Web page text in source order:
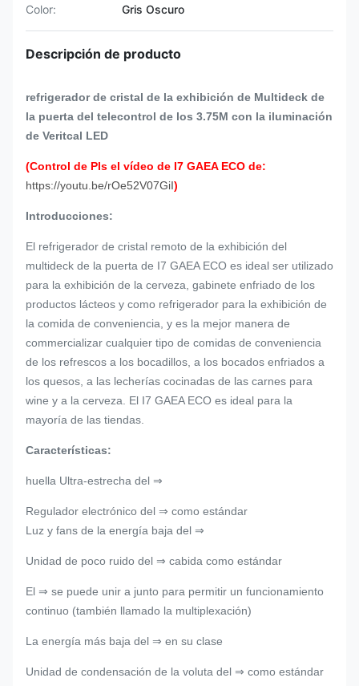
Color: Gris Oscuro
Descripción de producto
refrigerador de cristal de la exhibición de Multideck de
la puerta del telecontrol de los 3.75M con la iluminación
de Veritcal LED
(Control de Pls el vídeo de I7 GAEA ECO de:
https://youtu.be/rOe52V07GiI)
Introducciones:
El refrigerador de cristal remoto de la exhibición del
multideck de la puerta de I7 GAEA ECO es ideal ser utilizado
para la exhibición de la cerveza, gabinete enfriado de los
productos lácteos y como refrigerador para la exhibición de
la comida de conveniencia, y es la mejor manera de
commercializar cualquier tipo de comidas de conveniencia
de los refrescos a los bocadillos, a los bocados enfriados a
los quesos, a las lecherías cocinadas de las carnes para
wine y a la cerveza. El I7 GAEA ECO es ideal para la
mayoría de las tiendas.
Características:
huella Ultra-estrecha del ⇒
Regulador electrónico del ⇒ como estándar
Luz y fans de la energía baja del ⇒
Unidad de poco ruido del ⇒ cabida como estándar
El ⇒ se puede unir a junto para permitir un funcionamiento
continuo (también llamado la multiplexación)
La energía más baja del ⇒ en su clase
Unidad de condensación de la voluta del ⇒ como estándar